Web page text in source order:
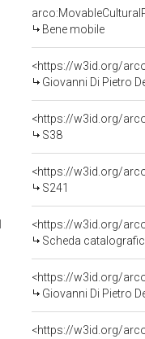
Bene mobile
<https://w3id.org/
Giovanni Di Pietro
<https://w3id.org/
S38
<https://w3id.org/
S241
<https://w3id.org/
Scheda
<https://w3id.org/
Giovanni Di Pietro
<https://w3id.org/